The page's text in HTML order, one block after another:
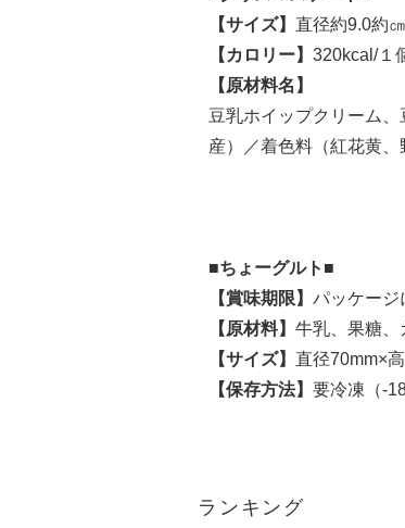
【サイズ】 直径約9.0約
【カロリー】 320kcal/１
【原材料名】
豆乳ホイップクリーム
産）／着色料（紅花黄
■ちょーグルト■
【賞味期限】 パッケージ
【原材料】 牛乳、果糖、
【サイズ】 直径70mm×
【保存方法】 要冷凍（-
ランキング